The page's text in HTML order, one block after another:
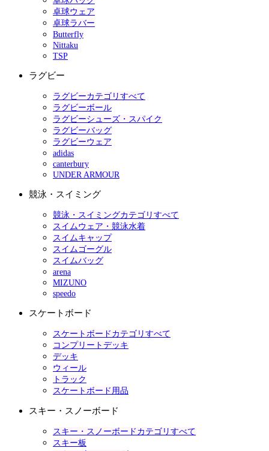
卓球ウェア
卓球ラバー
Butterfly
Nittaku
TSP
ラグビー
ラグビーカテゴリすべて
ラグビーボール
ラグビーシューズ・スパイク
ラグビーバッグ
ラグビーウェア
adidas
canterbury
UNDER ARMOUR
競泳・スイミング
競泳・スイミングカテゴリすべて
スイムウェア・競泳水着
スイムキャップ
スイムゴーグル
スイムバッグ
arena
MIZUNO
speedo
スケートボード
スケートボードカテゴリすべて
コンプリートデッキ
デッキ
ウィール
トラック
スケートボード用品
スキー・スノーボード
スキー・スノーボードカテゴリすべて
スキー板